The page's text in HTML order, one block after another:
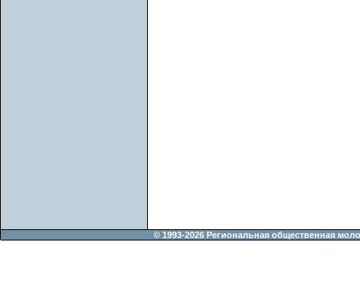
© 1993-2026 Региональная общественная